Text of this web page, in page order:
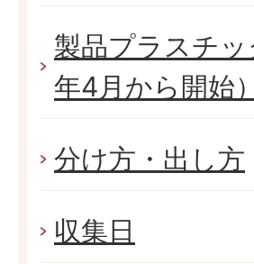
製品プラスチ
年4月から開始）
分け方・出し方
収集日